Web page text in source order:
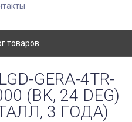
товаров
GERA-4TR-
(BK, 24 DEG)
3 ГОДА)